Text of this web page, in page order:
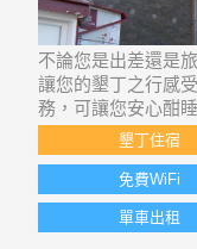
不論您是出差還是
讓您的墾丁之行感
務，可讓您安心酣
念，統茂高山青飯
務。 客房佈局優雅
住宿體驗，酒店提
墾丁住宿
免費WiFi
單車出租